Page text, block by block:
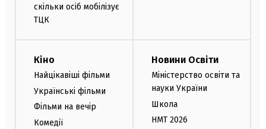
скільки осіб мобілізує
ТЦК
Кіно
Найцікавіші фільми
Українські фільми
Фільми на вечір
Комедії
Новини Освіти
Міністерство освіти та
науки України
Школа
НМТ 2026